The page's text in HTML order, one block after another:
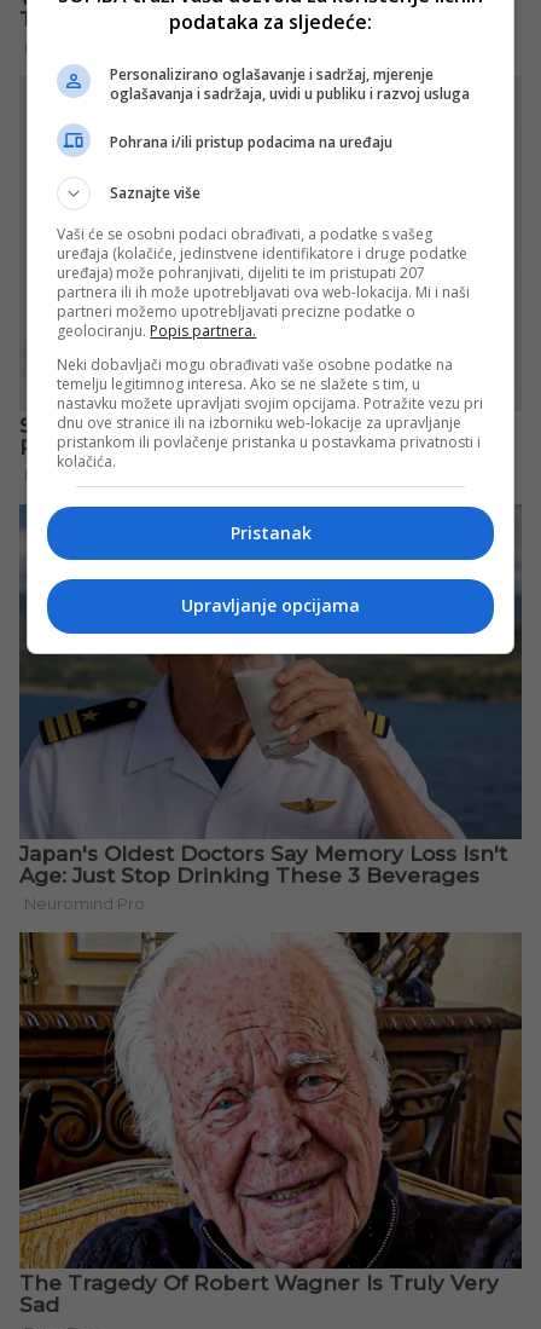
podataka za sljedeće:
Personalizirano oglašavanje i sadržaj, mjerenje
oglašavanja i sadržaja, uvidi u publiku i razvoj usluga
Pohrana i/ili pristup podacima na uređaju
Saznajte više
Vaši će se osobni podaci obrađivati, a podatke s vašeg
uređaja (kolačiće, jedinstvene identifikatore i druge podatke
uređaja) može pohranjivati, dijeliti te im pristupati 207
partnera ili ih može upotrebljavati ova web-lokacija. Mi i naši
partneri možemo upotrebljavati precizne podatke o
geolociranju. Popis partnera.
Neki dobavljači mogu obrađivati vaše osobne podatke na
temelju legitimnog interesa. Ako se ne slažete s tim, u
nastavku možete upravljati svojim opcijama. Potražite vezu pri
dnu ove stranice ili na izborniku web-lokacije za upravljanje
pristankom ili povlačenje pristanka u postavkama privatnosti i
kolačića.
Pristanak
Upravljanje opcijama